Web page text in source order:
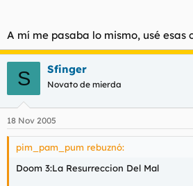
A mí me pasaba lo mismo, usé esas
S Sfinger
Novato de mierda
18 Nov 2005
pim_pam_pum rebuznó:
Doom 3:La Resurreccion Del Mal